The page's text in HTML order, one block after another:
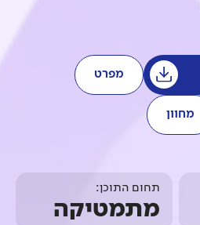
מפרט
מחוון
תחום התוכן:
מתמטיקה